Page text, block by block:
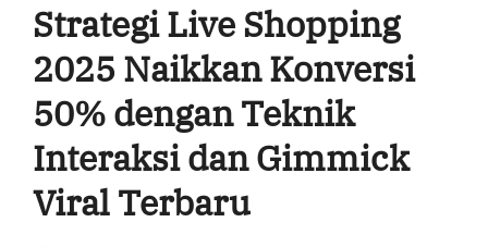
Strategi Live Shopping
2025 Naikkan Konversi
50% dengan Teknik
Interaksi dan Gimmick
Viral Terbaru